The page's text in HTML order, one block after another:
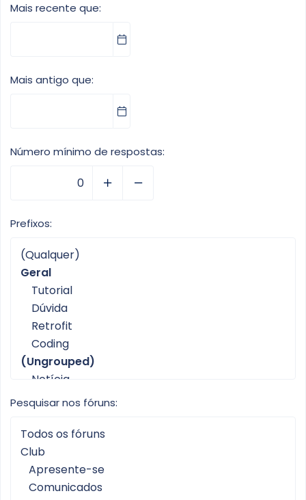
Mais recente que
Mais antigo que
Número mínimo de respostas
Prefixos
Pesquisar nos fóruns